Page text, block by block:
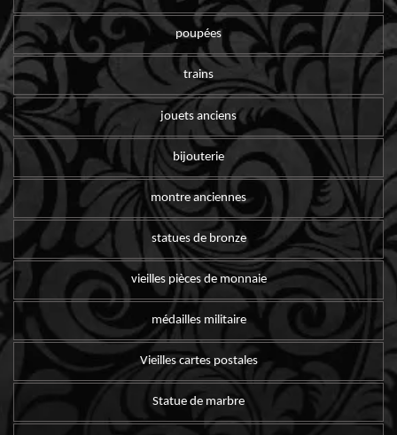
poupées
trains
jouets anciens
bijouterie
montre anciennes
statues de bronze
vieilles pièces de monnaie
médailles militaire
Vieilles cartes postales
Statue de marbre